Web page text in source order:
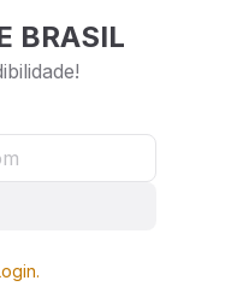
BRASIL
.